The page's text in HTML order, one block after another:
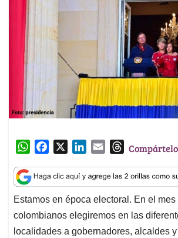
W
a
t
s
A
p
c
e
b
o
o
n
k
e
d
I
a
i
l
T
r
e
a
d
s
Compártelo
Estamos en época electoral. En el
colombianos elegiremos en las
localidades a gobernadores, alcaldes